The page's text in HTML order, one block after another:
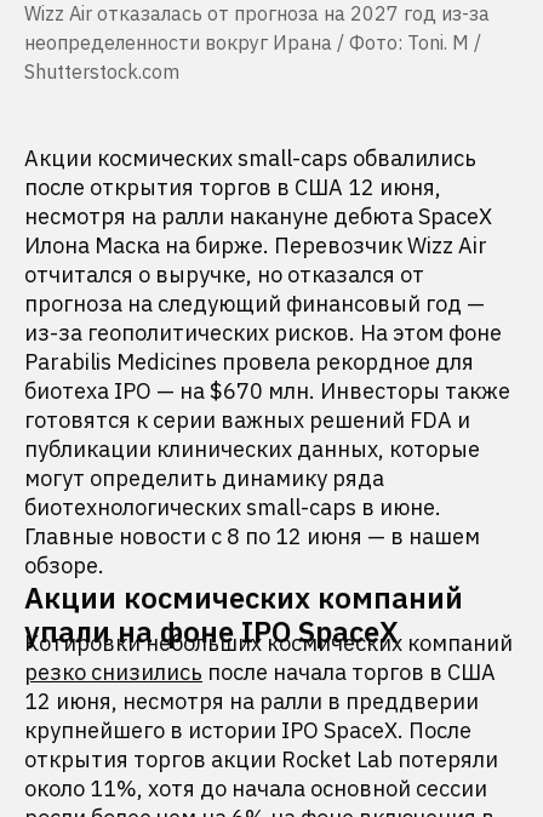
Wizz Air отказалась от прогноза на 2027 год из-за
неопределенности вокруг Ирана / Фото: Toni. M /
Shutterstock.com
Акции космических small-caps обвалились
после открытия торгов в США 12 июня,
несмотря на ралли накануне дебюта SpaceX
Илона Маска на бирже. Перевозчик Wizz Air
отчитался о выручке, но отказался от
прогноза на следующий финансовый год —
из-за геополитических рисков. На этом фоне
Parabilis Medicines провела рекордное для
биотеха IPO — на $670 млн. Инвесторы также
готовятся к серии важных решений FDA и
публикации клинических данных, которые
могут определить динамику ряда
биотехнологических small-caps в июне.
Главные новости с 8 по 12 июня — в нашем
обзоре.
Акции космических компаний
упали на фоне IPO SpaceX
Котировки небольших космических компаний
резко снизились после начала торгов в США
12 июня, несмотря на ралли в преддверии
крупнейшего в истории IPO SpaceX. После
открытия торгов акции Rocket Lab потеряли
около 11%, хотя до начала основной сессии